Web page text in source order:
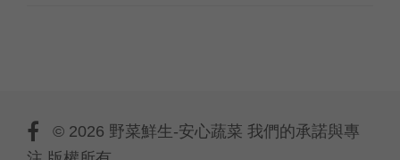
© 2026 野菜鮮生-安心蔬菜 我們的承諾與專